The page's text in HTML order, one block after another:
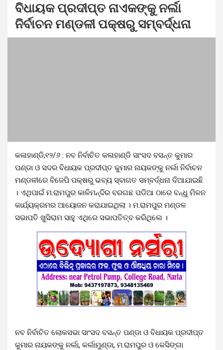
ବିଧାୟକ ପ୍ରଦୀପ୍ତ ନାଏକଙ୍କୁ ନର୍ଲା
ନିର୍ବାଚନ ମଣ୍ଡଳୀ ପକ୍ଷରୁ ସମ୍ବର୍ଦ୍ଧନା
କଳାହାଣ୍ଡି,୧୨/୬ : ନବ ନିର୍ବାଚିତ କଳାହାଣ୍ଡି ସାଂସଦ ବସନ୍ତ କୁମାର
ପଣ୍ଡା ଓ ସଦର ବିଧାୟକ ପ୍ରଦୀପ୍ତ କୁମାର ନାୟକଙ୍କୁ ନର୍ଲା ନିର୍ବାଚନ
ମଣ୍ଡଳୀରେ ବିଜେପି ପକ୍ଷରୁ ଭବ୍ୟ ସ୍ବାଗତ ସମ୍ବର୍ଦ୍ଧନା ଦିଆଯାଇଛି
। ଏଥିପାଇଁ ମ.ରାମପୁର କାଳିମନ୍ଦିର ବରଗଛ ପଡିଆ ଠାରେ ବନ୍ଧୁ ମିଳନ
କାର୍ଯ୍ୟକ୍ରମର ଆୟୋଜନ କରାଯାଇଥିଲା । ମ.ରାମପୁର ମଣ୍ଡଳ
ସଭାପତି ଖୁସିରାମ ସାହୁ ଏଥିରେ ସଭାପତିତ୍ବ କରିଥିଲେ ।
ନବ ନିର୍ବାଚିତ ଲୋକସଭା ସାଂସଦ ବସନ୍ତ ପଣ୍ଡା ଓ ବିଧାୟକ ପ୍ରଦୀପ୍ତ
କୁମାର ନାୟକଙ୍କୁ ନର୍ଲା, କର୍ଲାମୁଣ୍ଡା, ମ.ରାମପୁର ଓ କେସିଙ୍ଗା